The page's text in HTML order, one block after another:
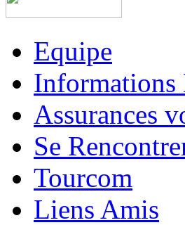
Equipe
Assurances
Se
Tourcom
Liens Amis